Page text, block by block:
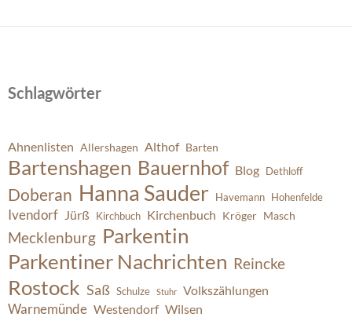
Schlagwörter
Ahnenlisten Allershagen Althof Barten
Bartenshagen Bauernhof Blog Dethloff
Doberan Hanna Sauder Havemann Hohenfelde
Ivendorf Jürß Kirchbuch Kirchenbuch Kröger Masch
Mecklenburg Parkentin
Parkentiner Nachrichten Reincke
Rostock Saß Schulze Stuhr Volkszählungen
Warnemünde Westendorf Wilsen